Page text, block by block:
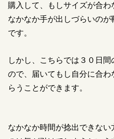
購入して、もしサイズが合
なかなか手が出しづらいの
です。
しかし、こちらでは３０日
ので、届いてもし自分に合
らうことができます。
なかなか時間が捻出できな